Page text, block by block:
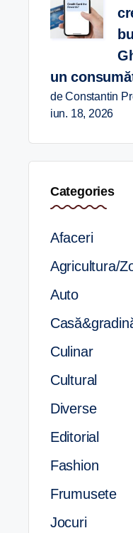
un
de Constantin
iun. 18, 2026
Categories
Afaceri
Agricultura/
Auto
Culinar
Cultural
Diverse
Editorial
Fashion
Frumusete
Jocuri